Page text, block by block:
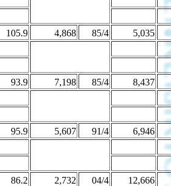
105.9 4,868 85/4 5,035
93.9 7,198 85/4 8,437
95.9 5,607 91/4 6,946
86.2 2,732 04/4 12,666